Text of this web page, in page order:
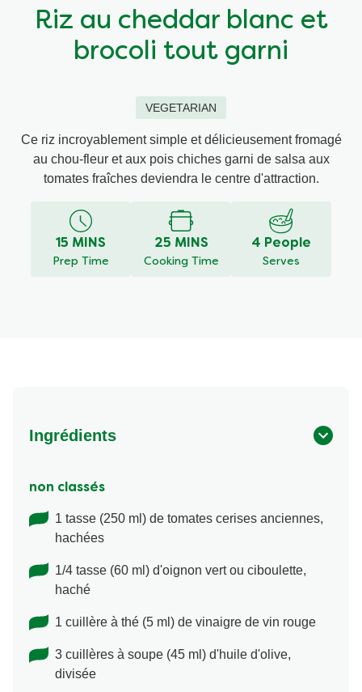
Riz au cheddar blanc et
brocoli tout garni
VEGETARIAN
Ce riz incroyablement simple et délicieusement fromagé
au chou-fleur et aux pois chiches garni de salsa aux
tomates fraîches deviendra le centre d'attraction.
15 MINS
Prep Time
25 MINS
Cooking Time
4 People
Serves
Ingrédients
non classés
1 tasse (250 ml) de tomates cerises anciennes,
hachées
1/4 tasse (60 ml) d'oignon vert ou ciboulette,
haché
1 cuillère à thé (5 ml) de vinaigre de vin rouge
3 cuillères à soupe (45 ml) d'huile d'olive,
divisée